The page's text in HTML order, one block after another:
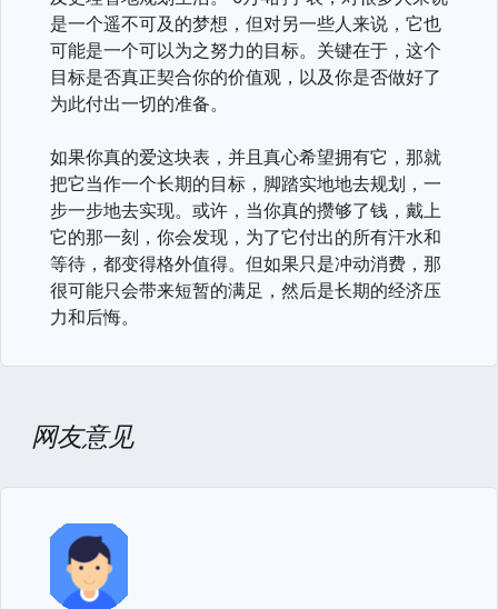
是一个遥不可及的梦想，但对另一些人来说，它也
可能是一个可以为之努力的目标。关键在于，这个
目标是否真正契合你的价值观，以及你是否做好了
为此付出一切的准备。
如果你真的爱这块表，并且真心希望拥有它，那就
把它当作一个长期的目标，脚踏实地地去规划，一
步一步地去实现。或许，当你真的攒够了钱，戴上
它的那一刻，你会发现，为了它付出的所有汗水和
等待，都变得格外值得。但如果只是冲动消费，那
很可能只会带来短暂的满足，然后是长期的经济压
力和后悔。
网友意见